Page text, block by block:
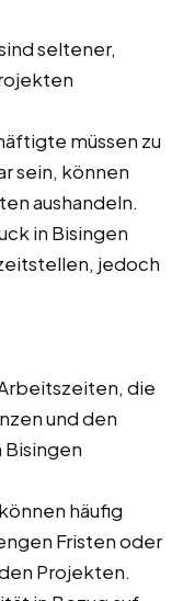
seltener,
müssen zu
sein, können
aushandeln.
in Bisingen
jedoch
die
und den
Bisingen
häufig
Fristen oder
Projekten.